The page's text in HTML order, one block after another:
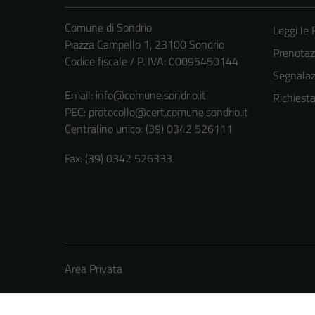
Comune di Sondrio
Piazza Campello 1, 23100 Sondrio
Codice fiscale / P. IVA: 00095450144
Email: info@comune.sondrio.it
PEC: protocollo@cert.comune.sondrio.it
Centralino unico: (39) 0342 526111
Fax: (39) 0342 526333
Leggi le
Area Privata